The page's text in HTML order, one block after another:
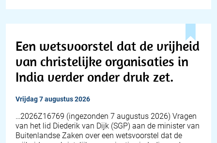
Een wetsvoorstel dat de vrijheid
van christelijke organisaties in
India verder onder druk zet.
vrijdag 7 augustus 2026
… 2026Z16769 (ingezonden 7 augustus 2026) Vragen
van het lid Diederik van Dijk (SGP) aan de minister van
Buitenlandse Zaken over een wetsvoorstel dat de